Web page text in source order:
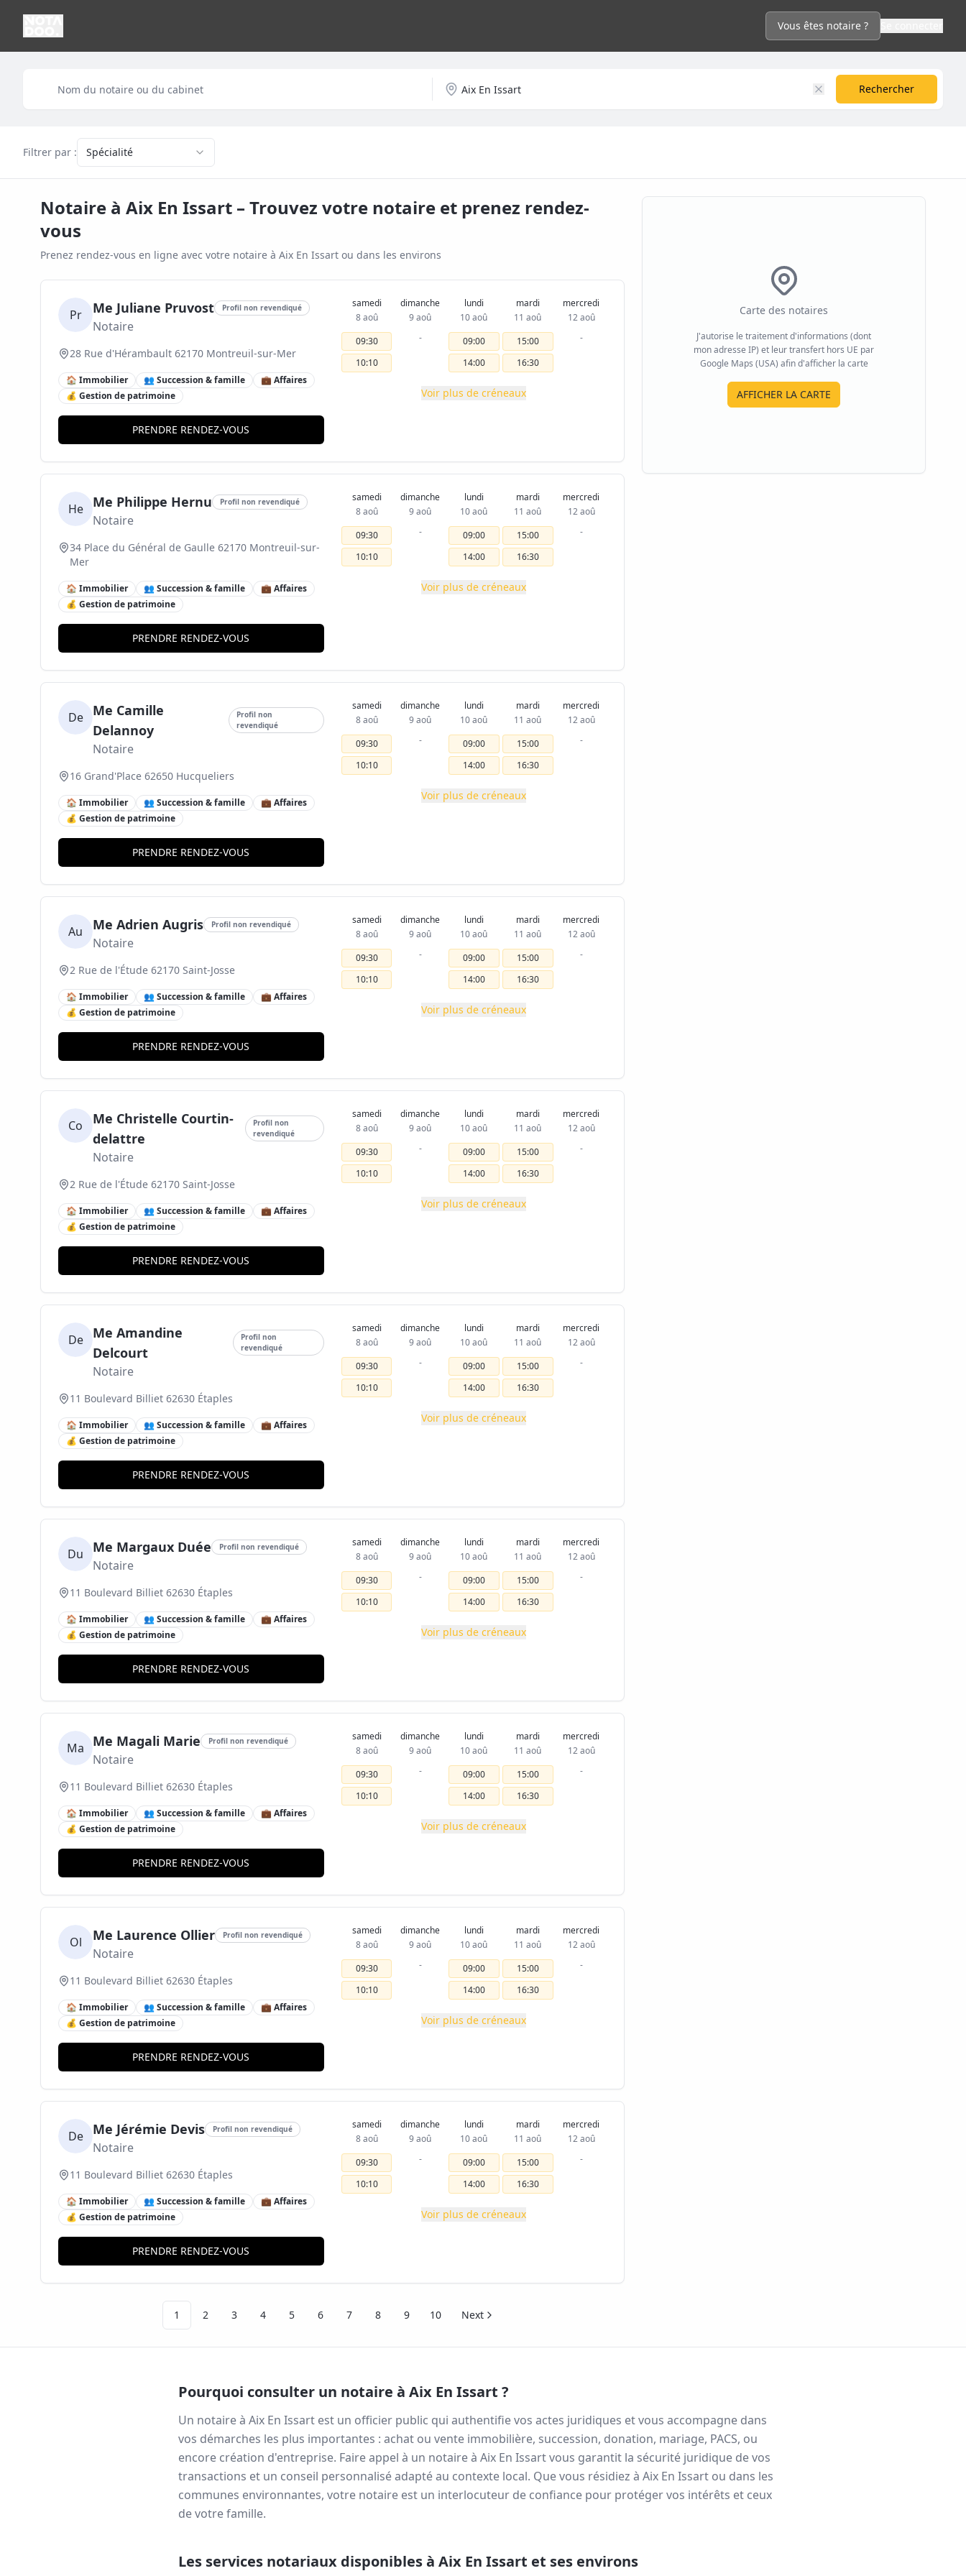
Vous êtes notaire ?
Rechercher
Filtrer par : Spécialité
Notaire à Aix En Issart – Trouvez votre notaire et prenez rendez-
vous
Prenez rendez-vous en ligne avec votre notaire à Aix En Issart ou dans les environs
Pr Me Juliane Pruvost Profil non revendiqué
Notaire
28 Rue d'Hérambault 62170 Montreuil-sur-Mer
🏠 Immobilier 👥 Succession & famille
💼 Affaires
💰 Gestion de patrimoine
PRENDRE RENDEZ-VOUS
samedi
8 aoû
09:30
10:10
dimanche
9 aoû
-
lundi
10 aoû
09:00
14:00
mardi
11 aoû
15:00
16:30
mercredi
12 aoû
-
Voir plus de créneaux
He Me Philippe Hernu Profil non revendiqué
Notaire
34 Place du Général de Gaulle 62170 Montreuil-sur-
Mer
🏠 Immobilier 👥 Succession & famille
💼 Affaires
💰 Gestion de patrimoine
PRENDRE RENDEZ-VOUS
samedi
8 aoû
09:30
10:10
dimanche
9 aoû
-
lundi
10 aoû
09:00
14:00
mardi
11 aoû
15:00
16:30
mercredi
12 aoû
-
Voir plus de créneaux
De
Me Camille
Delannoy
Profil non
revendiqué
Notaire
16 Grand'Place 62650 Hucqueliers
🏠 Immobilier 👥 Succession & famille
💼 Affaires
💰 Gestion de patrimoine
PRENDRE RENDEZ-VOUS
samedi
8 aoû
09:30
10:10
dimanche
9 aoû
-
lundi
10 aoû
09:00
14:00
mardi
11 aoû
15:00
16:30
mercredi
12 aoû
-
Voir plus de créneaux
Au Me Adrien Augris Profil non revendiqué
Notaire
2 Rue de l'Étude 62170 Saint-Josse
🏠 Immobilier 👥 Succession & famille
💼 Affaires
💰 Gestion de patrimoine
PRENDRE RENDEZ-VOUS
samedi
8 aoû
09:30
10:10
dimanche
9 aoû
-
lundi
10 aoû
09:00
14:00
mardi
11 aoû
15:00
16:30
mercredi
12 aoû
-
Voir plus de créneaux
Co
Me Christelle Courtin-
delattre
Profil non
revendiqué
Notaire
2 Rue de l'Étude 62170 Saint-Josse
🏠 Immobilier 👥 Succession & famille
💼 Affaires
💰 Gestion de patrimoine
PRENDRE RENDEZ-VOUS
samedi
8 aoû
09:30
10:10
dimanche
9 aoû
-
lundi
10 aoû
09:00
14:00
mardi
11 aoû
15:00
16:30
mercredi
12 aoû
-
Voir plus de créneaux
De
Me Amandine
Delcourt
Profil non
revendiqué
Notaire
11 Boulevard Billiet 62630 Étaples
🏠 Immobilier 👥 Succession & famille
💼 Affaires
💰 Gestion de patrimoine
PRENDRE RENDEZ-VOUS
samedi
8 aoû
09:30
10:10
dimanche
9 aoû
-
lundi
10 aoû
09:00
14:00
mardi
11 aoû
15:00
16:30
mercredi
12 aoû
-
Voir plus de créneaux
Du Me Margaux Duée Profil non revendiqué
Notaire
11 Boulevard Billiet 62630 Étaples
🏠 Immobilier 👥 Succession & famille
💼 Affaires
💰 Gestion de patrimoine
PRENDRE RENDEZ-VOUS
samedi
8 aoû
09:30
10:10
dimanche
9 aoû
-
lundi
10 aoû
09:00
14:00
mardi
11 aoû
15:00
16:30
mercredi
12 aoû
-
Voir plus de créneaux
Ma Me Magali Marie Profil non revendiqué
Notaire
11 Boulevard Billiet 62630 Étaples
🏠 Immobilier 👥 Succession & famille
💼 Affaires
💰 Gestion de patrimoine
PRENDRE RENDEZ-VOUS
samedi
8 aoû
09:30
10:10
dimanche
9 aoû
-
lundi
10 aoû
09:00
14:00
mardi
11 aoû
15:00
16:30
mercredi
12 aoû
-
Voir plus de créneaux
Ol Me Laurence Ollier Profil non revendiqué
Notaire
11 Boulevard Billiet 62630 Étaples
🏠 Immobilier 👥 Succession & famille
💼 Affaires
💰 Gestion de patrimoine
PRENDRE RENDEZ-VOUS
samedi
8 aoû
09:30
10:10
dimanche
9 aoû
-
lundi
10 aoû
09:00
14:00
mardi
11 aoû
15:00
16:30
mercredi
12 aoû
-
Voir plus de créneaux
De Me Jérémie Devis Profil non revendiqué
Notaire
11 Boulevard Billiet 62630 Étaples
🏠 Immobilier 👥 Succession & famille
💼 Affaires
💰 Gestion de patrimoine
PRENDRE RENDEZ-VOUS
samedi
8 aoû
09:30
10:10
dimanche
9 aoû
-
lundi
10 aoû
09:00
14:00
mardi
11 aoû
15:00
16:30
mercredi
12 aoû
-
Voir plus de créneaux
1 2 3 4 5 6 7 8 9 10 Next
Carte des notaires
J'autorise le traitement d'informations (dont
mon adresse IP) et leur transfert hors UE par
Google Maps (USA) afin d'afficher la carte
AFFICHER LA CARTE
Pourquoi consulter un notaire à Aix En Issart ?
Un notaire à Aix En Issart est un officier public qui authentifie vos actes juridiques et vous accompagne dans
vos démarches les plus importantes : achat ou vente immobilière, succession, donation, mariage, PACS, ou
encore création d'entreprise. Faire appel à un notaire à Aix En Issartvous garantit la sécurité juridique de vos
transactions et un conseil personnalisé adapté au contexte local. Que vous résidiez à Aix En Issart ou dans les
communes environnantes, votre notaire est un interlocuteur de confiance pour protéger vos intérêts et ceux
de votre famille.
Les services notariaux disponibles à Aix En Issart et ses environs